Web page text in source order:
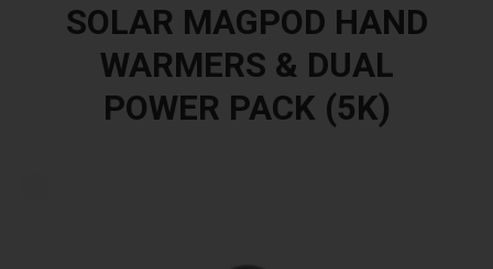
SOLAR MAGPOD HAND
WARMERS & DUAL
POWER PACK (5K)